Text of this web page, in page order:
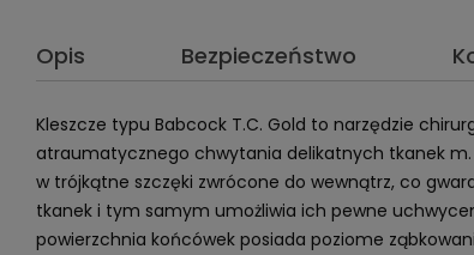
Opis Bezpieczeństwo
Kleszcze typu Babcock T.C. Gold to narzędzie
atraumatycznego chwytania delikatnych tkanek
w trójkątne szczęki zwrócone do wewnątrz, co
tkanek i tym samym umożliwia ich pewne
powierzchnia końcówek posiada poziome